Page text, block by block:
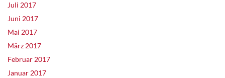
Juli 2017
Juni 2017
Mai 2017
März 2017
Februar 2017
Januar 2017